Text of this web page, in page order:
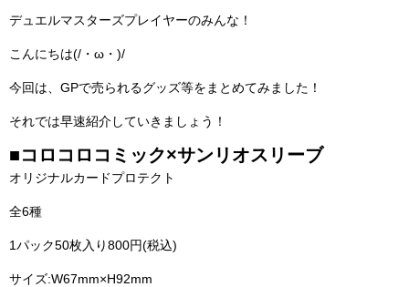
デュエルマスターズプレイヤーのみんな！
こんにちは(/・ω・)/
今回は、GPで売られるグッズ等をまとめてみました！
それでは早速紹介していきましょう！
■コロコロコミック×サンリオスリーブ
オリジナルカードプロテクト
全6種
1パック50枚入り800円(税込)
サイズ:W67mm×H92mm